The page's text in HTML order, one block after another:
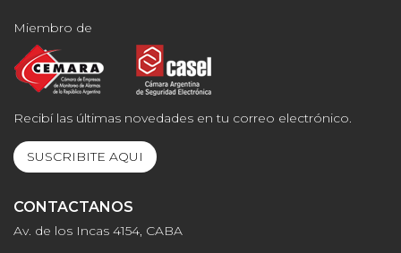
Miembro de
Recibí las últimas novedades en tu correo electrónico.
SUSCRIBITE AQUI
CONTACTANOS
Av. de los Incas 4154, CABA